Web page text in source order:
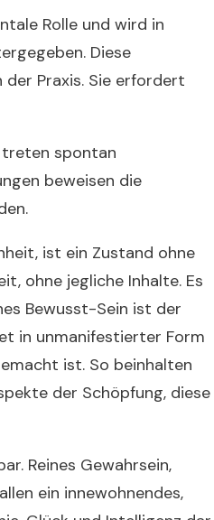
Rolle und wird in
Diese
Praxis. Sie erfordert
spontan
beweisen die
ist ein Zustand ohne
ohne jegliche Inhalte. Es
Bewusst-Sein ist der
in unmanifestierter Form
ist. So beinhalten
der Schöpfung, diese
Reines Gewahrsein,
ein innewohnendes,